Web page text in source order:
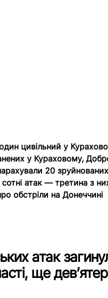
цивільний у
у Кураховому,
20 зруйнованих
сотні атак — третина з
обстріли на Донеччині
атак
ще